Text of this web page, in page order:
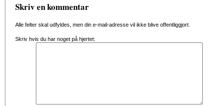
Skriv en kommentar
Alle felter skal udfyldes, men din e-mail-adresse vil ikke blive offentliggjort.
Skriv hvis du har noget på hjertet: